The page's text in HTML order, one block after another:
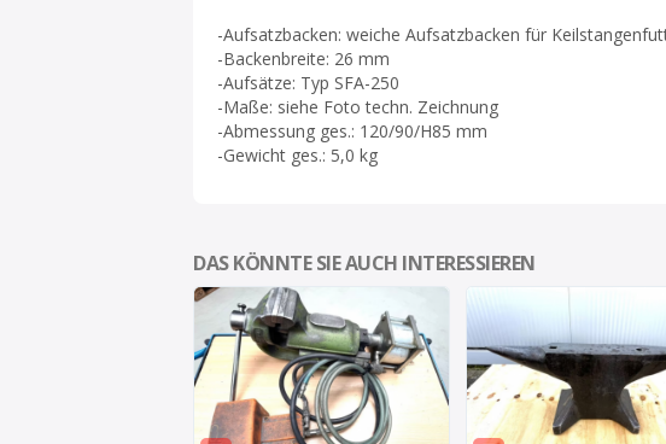
-Aufsatzbacken: weiche Aufsatzbacken für
-Backenbreite: 26 mm
-Aufsätze: Typ SFA-250
-Maße: siehe Foto techn. Zeichnung
-Abmessung ges.: 120/90/H85 mm
-Gewicht ges.: 5,0 kg
DAS KÖNNTE SIE AUCH INTERESSIEREN